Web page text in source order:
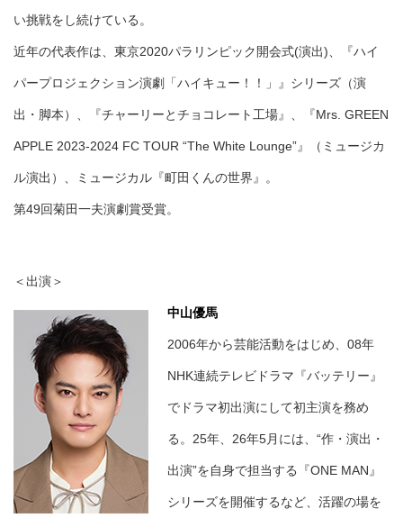
い挑戦をし続けている。
近年の代表作は、東京2020パラリンピック開会式(演出)、『ハイ
パープロジェクション演劇「ハイキュー！！」』シリーズ（演
出・脚本）、『チャーリーとチョコレート工場』、『Mrs. GREEN
APPLE 2023-2024 FC TOUR “The White Lounge”』（ミュージカ
ル演出）、ミュージカル『町田くんの世界』。
第49回菊田一夫演劇賞受賞。
＜出演＞
中山優馬
2006年から芸能活動をはじめ、08年
NHK連続テレビドラマ『バッテリー』
でドラマ初出演にして初主演を務め
る。25年、26年5月には、“作・演出・
出演”を自身で担当する『ONE MAN』
シリーズを開催するなど、活躍の場を